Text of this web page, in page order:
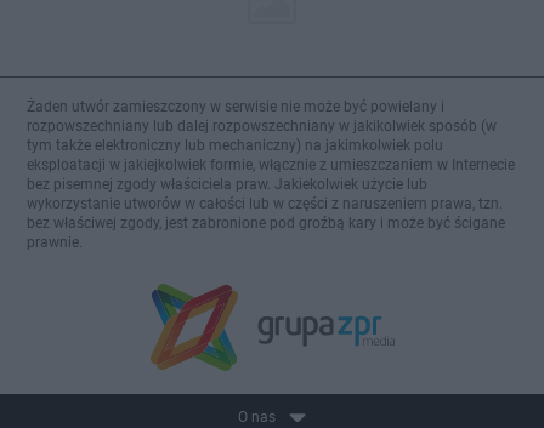
Żaden utwór zamieszczony w serwisie nie może być powielany i
rozpowszechniany lub dalej rozpowszechniany w jakikolwiek sposób (w
tym także elektroniczny lub mechaniczny) na jakimkolwiek polu
eksploatacji w jakiejkolwiek formie, włącznie z umieszczaniem w Internecie
bez pisemnej zgody właściciela praw. Jakiekolwiek użycie lub
wykorzystanie utworów w całości lub w części z naruszeniem prawa, tzn.
bez właściwej zgody, jest zabronione pod groźbą kary i może być ścigane
prawnie.
O nas